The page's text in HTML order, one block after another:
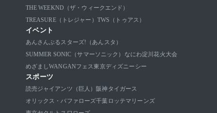
THE WEEKND（ザ・ウィークエンド）
TREASURE（トレジャー） TWS（トゥアス）
イベント
あんさんぶるスターズ!（あんスタ）
SUMMER SONIC（サマーソニック） なにわ淀川花火大会
めざましWANGANフェス東京ディズニーシー
スポーツ
読売ジャイアンツ（巨人）
阪神タイガース
オリックス・バファローズ千葉ロッテマリーンズ